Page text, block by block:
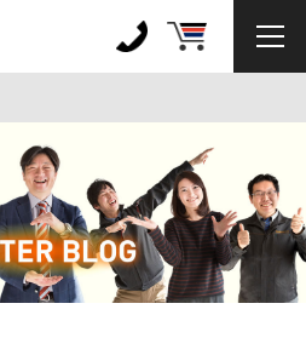
128